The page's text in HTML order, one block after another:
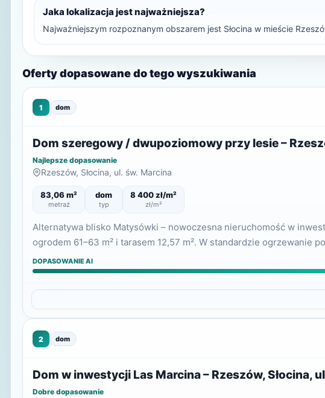
Jaka lokalizacja jest najważniejsza?
Najważniejszym rozpoznanym obszarem jest Słocina w mieście
Oferty dopasowane do tego wyszukiwania
1 dom
Dom szeregowy / dwupoziomowy przy lesie –
Najlepsze dopasowanie
Rzeszów, Słocina, ul. św. Marcina
83,06 m²
metraż
dom
typ
8 400 zł/m²
zł/m²
Alternatywa blisko Matysówki – nowoczesna nieruchomość w
ogrodem 61–63 m² i tarasem 12,57 m². W standardzie ogrzewanie
DOPASOWANIE AI
2 dom
Dom w inwestycji Las Marcina – Rzeszów, Słocina,
Dobre dopasowanie